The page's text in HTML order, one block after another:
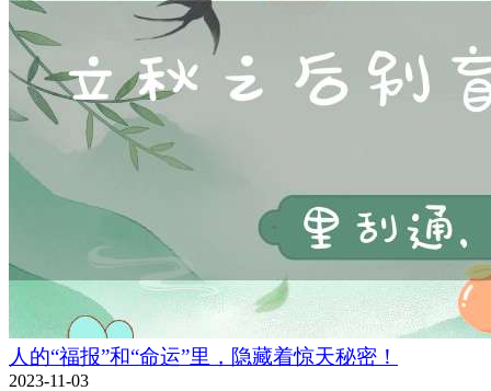
人的“福报”和“命运”里，隐藏着惊天秘密！
2023-11-03